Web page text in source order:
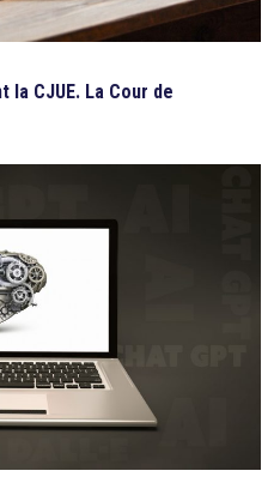
la CJUE. La Cour de